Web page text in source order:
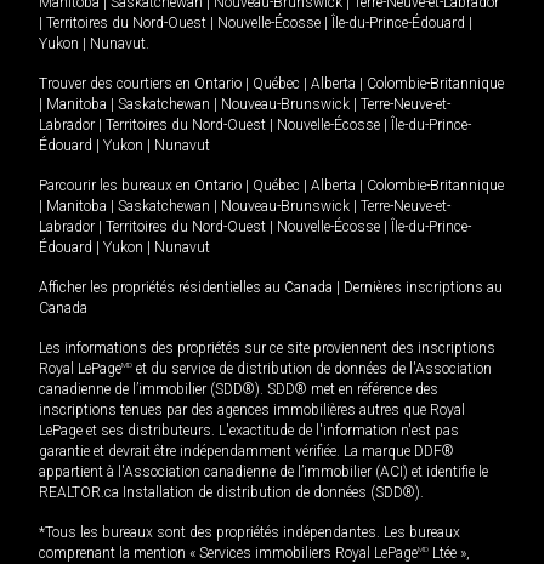
Territoires du Nord-Ouest Nouvelle-Écosse Île-du-Prince-Édouard
Yukon
Nunavut.
Trouver des courtiers en Ontario Québec Alberta
Colombie-Britannique
Manitoba Saskatchewan Nouveau-Brunswick
Terre-Neuve-et-
Labrador
Territoires du Nord-Ouest Nouvelle-Écosse
Île-du-Prince-
Édouard
Yukon Nunavut
Parcourir les bureaux en Ontario Québec Alberta
Colombie-Britannique
Manitoba Saskatchewan Nouveau-Brunswick
Terre-Neuve-et-
Labrador
Territoires du Nord-Ouest Nouvelle-Écosse
Île-du-Prince-
Édouard
Yukon Nunavut
Afficher les propriétés résidentielles au Canada
Dernières inscriptions au
Canada
Les informations des propriétés sur ce site proviennent des inscriptions
Royal LePageMD et du service de distribution de données de l'Association
canadienne de l’immobilier (SDD®). SDD® met en référence des
inscriptions tenues par des agences immobilières autres que Royal
LePage et ses distributeurs. L'exactitude de l'information n'est pas
garantie et devrait être indépendamment vérifiée. La marque DDF®
appartient à l'Association canadienne de l’immobilier (ACI) et identifie le
REALTOR.ca Installation de distribution de données (SDD®).
*Tous les bureaux sont des propriétés indépendantes. Les bureaux
comprenant la mention « Services immobiliers Royal LePageMD Ltée »,